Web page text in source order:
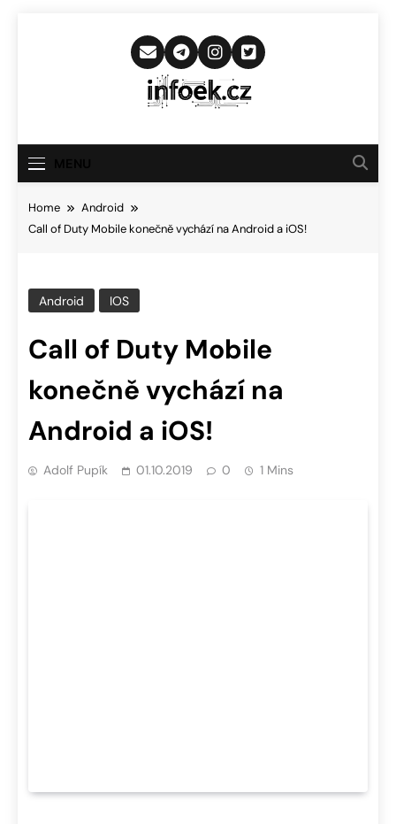
Infoek.cz
Novinkám
Home
Android
Call of Duty Mobile konečně vychází na Android a iOS!
Android IOS
Call of Duty Mobile
konečně vychází na
Android a iOS!
Adolf Pupík 01.10.2019 0 1 Mins